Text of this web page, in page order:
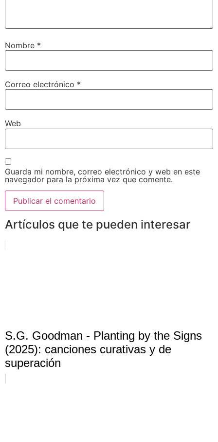
Nombre *
Correo electrónico *
Web
Guarda mi nombre, correo electrónico y web en este
navegador para la próxima vez que comente.
Artículos que te pueden interesar
S.G. Goodman - Planting by the Signs
(2025): canciones curativas y de
superación